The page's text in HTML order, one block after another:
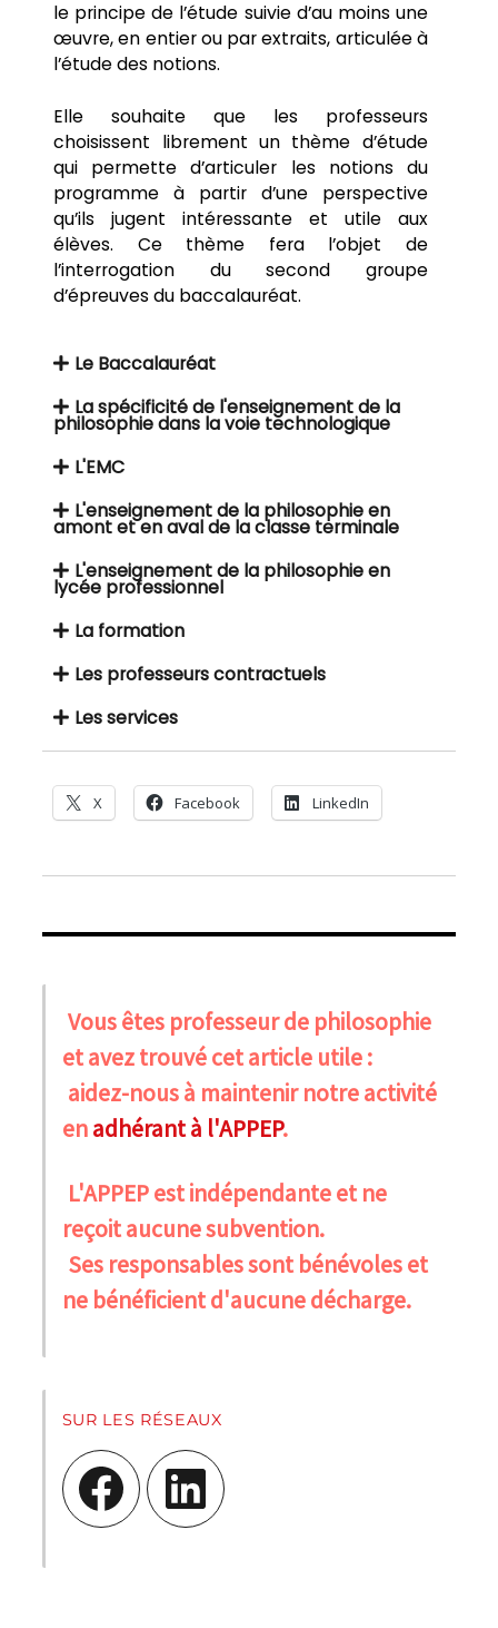
le principe de l’étude suivie d’au moins une
œuvre, en entier ou par extraits, articulée à
l’étude des notions.
Elle souhaite que les professeurs
choisissent librement un thème d’étude
qui permette d’articuler les notions du
programme à partir d’une perspective
qu’ils jugent intéressante et utile aux
élèves. Ce thème fera l’objet de
l’interrogation du second groupe
d’épreuves du baccalauréat.
Le Baccalauréat
La spécificité de l'enseignement de la
philosophie dans la voie technologique
L'EMC
L'enseignement de la philosophie en
amont et en aval de la classe terminale
L'enseignement de la philosophie en
lycée professionnel
La formation
Les professeurs contractuels
Les services
X Facebook LinkedIn
Vous êtes professeur de philosophie
et avez trouvé cet article utile :
aidez-nous à maintenir notre activité
enadhérant à l'APPEP.
L'APPEP est indépendante et ne
reçoit aucune subvention.
Ses responsables sont bénévoles et
ne bénéficient d'aucune décharge.
SUR LES RÉSEAUX